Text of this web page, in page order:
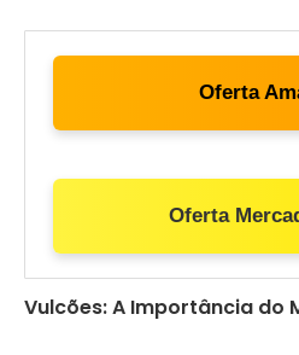
Oferta
Oferta
Vulcões: A Importância do